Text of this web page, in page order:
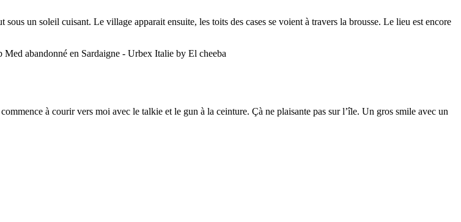
un soleil cuisant. Le village apparait ensuite, les toits des cases se voient à travers la brousse. Le lieu est encore
à courir vers moi avec le talkie et le gun à la ceinture. Çà ne plaisante pas sur l’île. Un gros smile avec un